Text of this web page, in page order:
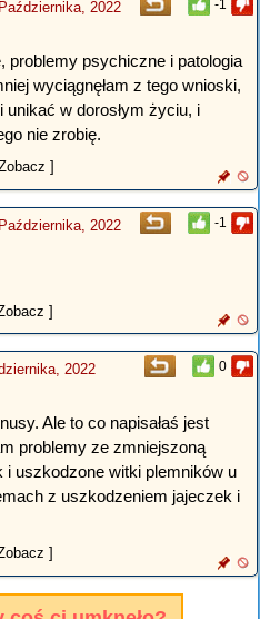
-1
2022
problemy psychiczne i patologia
wyciągnęłam z tego wnioski,
w dorosłym życiu, i
nie zrobię.
]
-1
2022
]
0
2022
Ale to co napisałaś jest
problemy ze zmniejszoną
i uszkodzone witki plemników u
z uszkodzeniem jajeczek i
]